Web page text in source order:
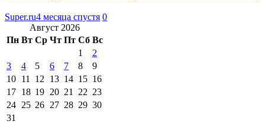
Super.ru4 месяца спустя 0
Август 2026
Пн Вт Ср Чт Пт Сб Вс
1
2
3
4 5 6 7 8
9
10 11 12 13 14 15 16
17 18 19 20 21 22 23
24 25 26 27 28 29 30
31